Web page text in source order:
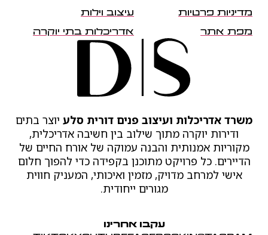
משרד אדריכלות ועיצוב פנים דורית סלע יוצר בתים
ודירות יוקרה מתוך שילוב בין חשיבה אדריכלית,
מקוריות אמנותית והבנה עמוקה של אורח החיים של
הדיירים. כל פרויקט מתוכנן בקפידה כדי להפוך חלום
אישי למרחב מדויק, מזמין ואיכותי, המעניק חווית
מגורים ייחודית.
עקבו אחרינו
מדיניות פרטיות
מפת אתר
עיצוב וילות
אדריכלות בתי יוקרה